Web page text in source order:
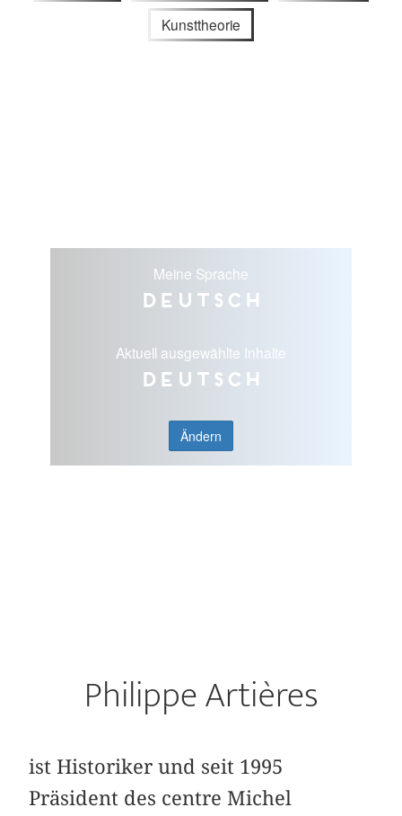
Kunsttheorie
Meine Sprache
Deutsch
Aktuell ausgewählte Inhalte
Deutsch
Ändern
Philippe Artières
ist Historiker und seit 1995
Präsident des centre Michel